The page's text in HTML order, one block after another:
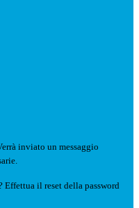
inviato un messaggio
Effettua il reset della password